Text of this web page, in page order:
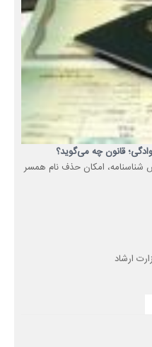
قانون چه می‌گوید؟
شناسنامه، امکان حذف نام همسر
ارشاد